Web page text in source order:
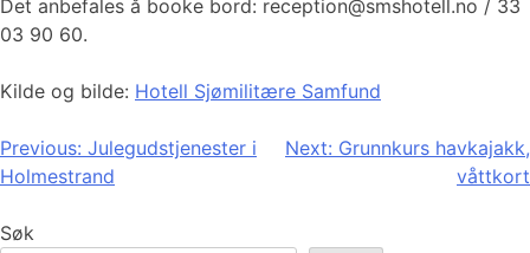
Det anbefales å booke bord: reception@smshotell.no / 33
03 90 60.
Kilde og bilde: Hotell Sjømilitære Samfund
Innleggsnavigasjon
Previous: Julegudstjenester i
Holmestrand
Next: Grunnkurs havkajakk,
våttkort
Søk